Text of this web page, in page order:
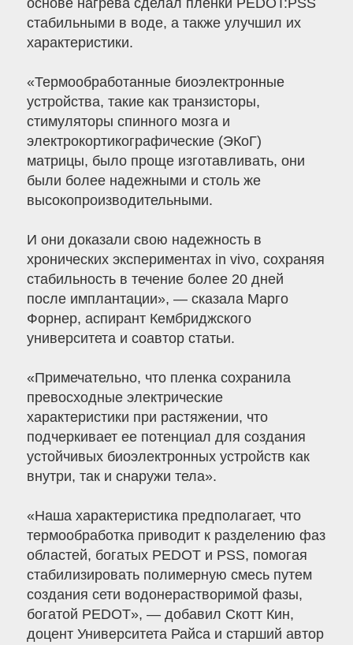
основе нагрева сделал пленки PEDOT:PSS
стабильными в воде, а также улучшил их
характеристики.
«Термообработанные биоэлектронные
устройства, такие как транзисторы,
стимуляторы спинного мозга и
электрокортикографические (ЭКоГ)
матрицы, было проще изготавливать, они
были более надежными и столь же
высокопроизводительными.
И они доказали свою надежность в
хронических экспериментах in vivo, сохраняя
стабильность в течение более 20 дней
после имплантации», — сказала Марго
Форнер, аспирант Кембриджского
университета и соавтор статьи.
«Примечательно, что пленка сохранила
превосходные электрические
характеристики при растяжении, что
подчеркивает ее потенциал для создания
устойчивых биоэлектронных устройств как
внутри, так и снаружи тела».
«Наша характеристика предполагает, что
термообработка приводит к разделению фаз
областей, богатых PEDOT и PSS, помогая
стабилизировать полимерную смесь путем
создания сети водонерастворимой фазы,
богатой PEDOT», — добавил Скотт Кин,
доцент Университета Райса и старший автор